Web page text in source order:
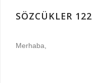
SON SAYI
SÖZCÜKLER 122
Merhaba,